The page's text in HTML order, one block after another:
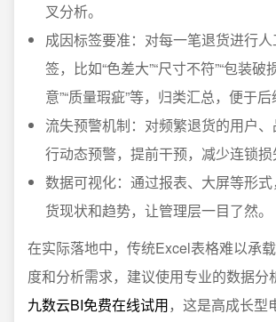
叉分析。
成因标签要准：对每一笔退货进行
签，比如“色差大”“尺寸不符”“包装破
意”“质量瑕疵”等，归类汇总，便于后
流失预警机制：对频繁退货的用户
行动态预警，提前干预，减少连锁损
数据可视化：通过报表、大屏等形
货现状和趋势，让管理层一目了然。
在实际落地中，传统Excel表格难以承
度和分析需求，建议使用专业的数据分
九数云BI免费在线试用，这是高成长型